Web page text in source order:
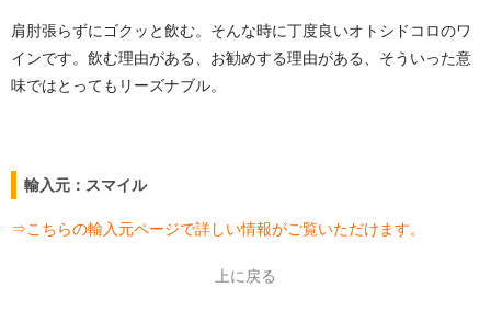
肩肘張らずにゴクッと飲む。そんな時に丁度良いオトシドコロのワ
インです。飲む理由がある、お勧めする理由がある、そういった意
味ではとってもリーズナブル。
輸入元：スマイル
⇒こちらの輸入元ページで詳しい情報がご覧いただけます。
上に戻る